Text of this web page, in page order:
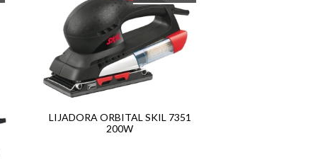
LIJADORA ORBITAL SKIL 7351
200W